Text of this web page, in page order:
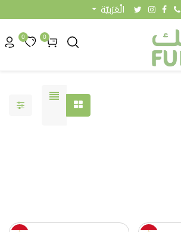
الْعَرَبيّة
0
0